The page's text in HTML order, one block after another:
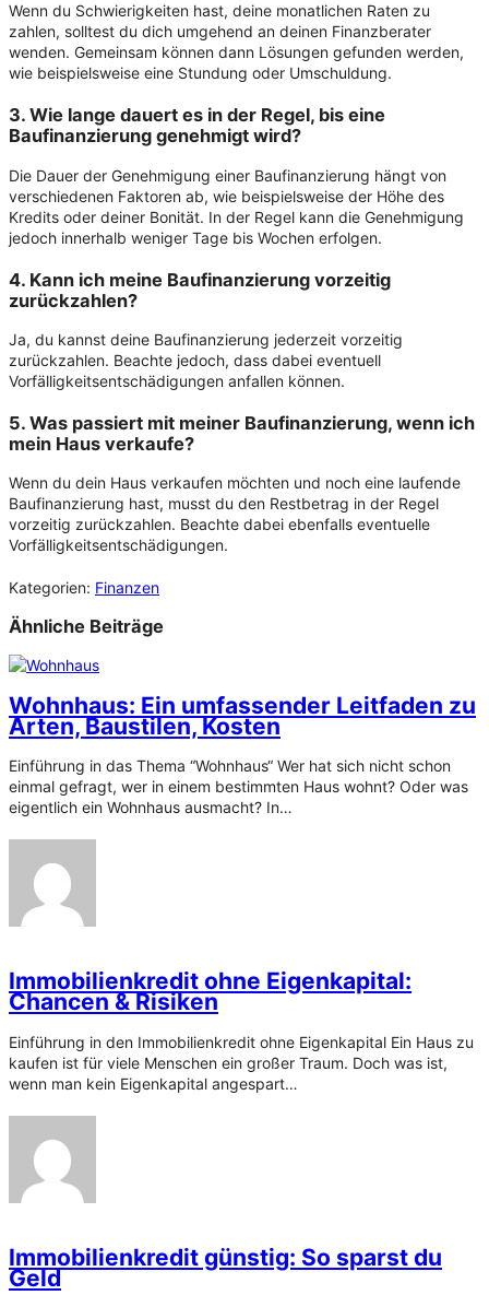
Wenn du Schwierigkeiten hast, deine monatlichen Raten zu
zahlen, solltest du dich umgehend an deinen Finanzberater
wenden. Gemeinsam können dann Lösungen gefunden werden,
wie beispielsweise eine Stundung oder Umschuldung.
3. Wie lange dauert es in der Regel, bis eine
Baufinanzierung genehmigt wird?
Die Dauer der Genehmigung einer Baufinanzierung hängt von
verschiedenen Faktoren ab, wie beispielsweise der Höhe des
Kredits oder deiner Bonität. In der Regel kann die Genehmigung
jedoch innerhalb weniger Tage bis Wochen erfolgen.
4. Kann ich meine Baufinanzierung vorzeitig
zurückzahlen?
Ja, du kannst deine Baufinanzierung jederzeit vorzeitig
zurückzahlen. Beachte jedoch, dass dabei eventuell
Vorfälligkeitsentschädigungen anfallen können.
5. Was passiert mit meiner Baufinanzierung, wenn ich
mein Haus verkaufe?
Wenn du dein Haus verkaufen möchten und noch eine laufende
Baufinanzierung hast, musst du den Restbetrag in der Regel
vorzeitig zurückzahlen. Beachte dabei ebenfalls eventuelle
Vorfälligkeitsentschädigungen.
Kategorien: Finanzen
Ähnliche Beiträge
Wohnhaus: Ein umfassender Leitfaden zu
Arten, Baustilen, Kosten
Einführung in das Thema “Wohnhaus“ Wer hat sich nicht schon
einmal gefragt, wer in einem bestimmten Haus wohnt? Oder was
eigentlich ein Wohnhaus ausmacht? In…
Immobilienkredit ohne Eigenkapital:
Chancen & Risiken
Einführung in den Immobilienkredit ohne Eigenkapital Ein Haus zu
kaufen ist für viele Menschen ein großer Traum. Doch was ist,
wenn man kein Eigenkapital angespart…
Immobilienkredit günstig: So sparst du
Geld